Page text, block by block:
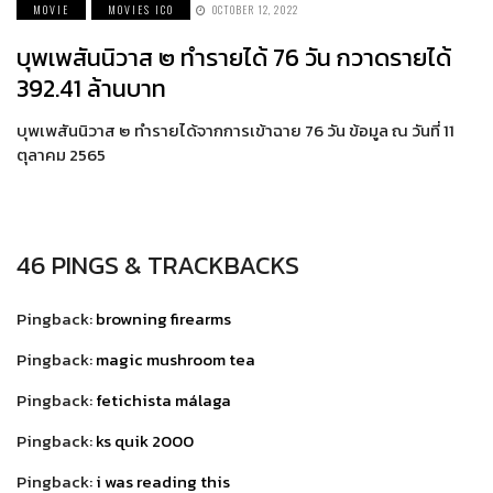
MOVIE MOVIES ICO OCTOBER 12, 2022
บุพเพสันนิวาส ๒ ทำรายได้ 76 วัน กวาดรายได้
392.41 ล้านบาท
บุพเพสันนิวาส ๒ ทำรายได้จากการเข้าฉาย 76 วัน ข้อมูล ณ วันที่ 11
ตุลาคม 2565
46 PINGS & TRACKBACKS
Pingback:browning firearms
Pingback:magic mushroom tea
Pingback:fetichista málaga
Pingback:ks quik 2000
Pingback:i was reading this